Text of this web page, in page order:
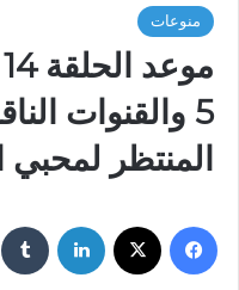
منوعات
5 والقنوات
المنتظر لمحبي
فيسبوك لينكدإن